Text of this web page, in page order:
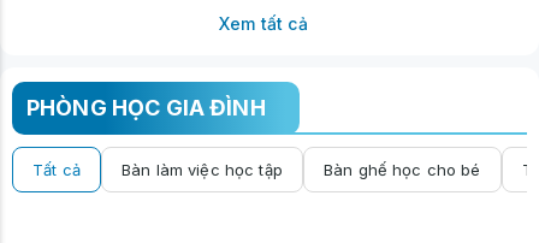
Xem tất cả
PHÒNG HỌC GIA ĐÌNH
Tất cả Bàn làm việc học tập Bàn ghế học cho bé